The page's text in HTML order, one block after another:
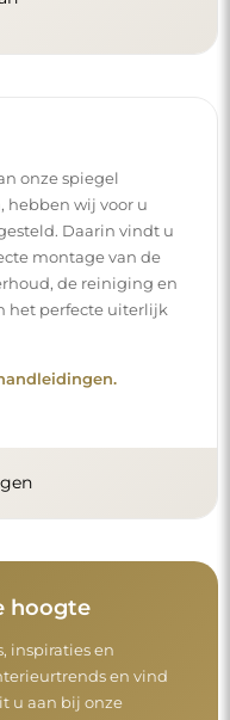
onze spiegel
hebben wij voor u
Daarin vindt u
montage van de
de reiniging en
het perfecte uiterlijk
hoogte
inspiraties en
en vind
u aan bij onze